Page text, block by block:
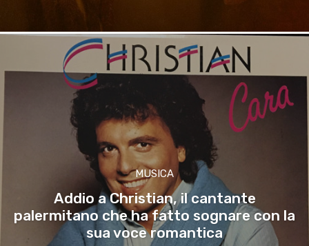
MUSICA
Addio a Christian, il cantante
palermitano che ha fatto sognare con la
sua voce romantica